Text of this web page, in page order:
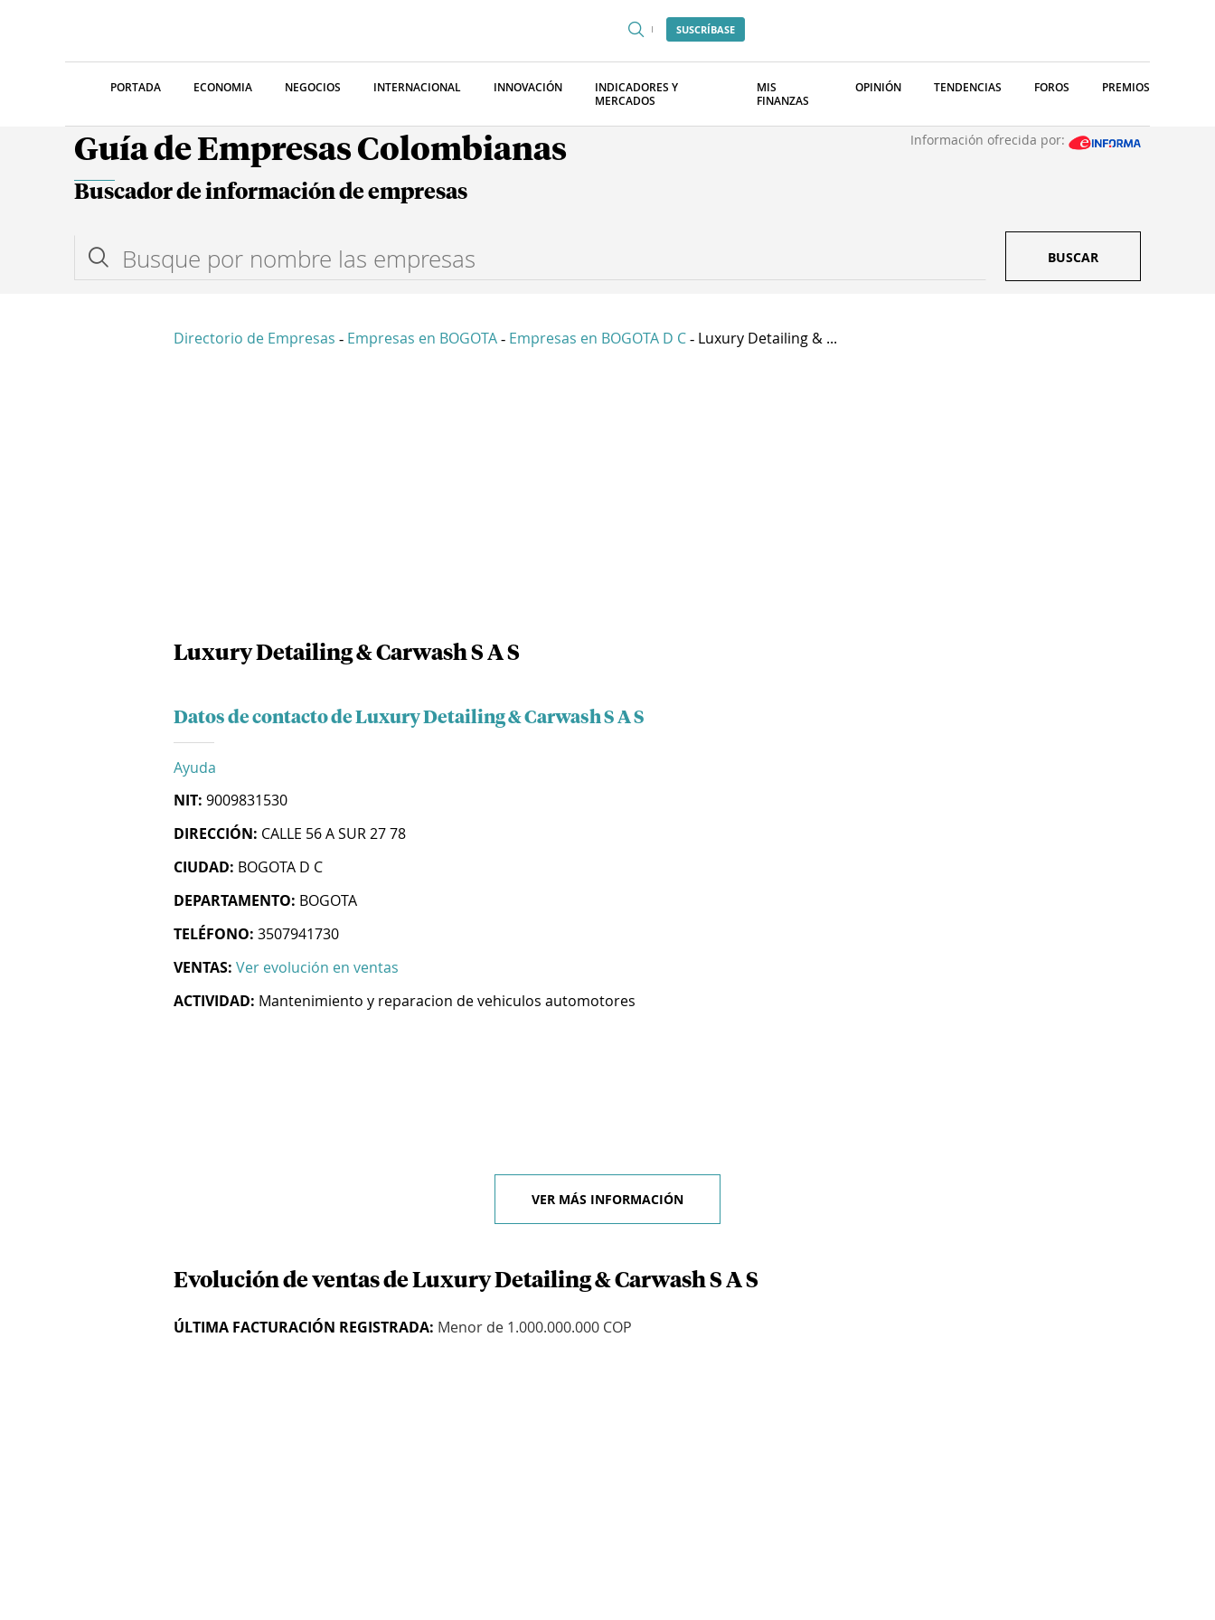
SUSCRÍBASE
PORTADA ECONOMIA NEGOCIOS INTERNACIONAL INNOVACIÓN
INDICADORES Y
MERCADOS
MIS
FINANZAS
OPINIÓN TENDENCIAS FOROS PREMIOS
Guía de Empresas Colombianas Información ofrecida por:
Buscador de información de empresas
BUSCAR
Directorio de Empresas - Empresas en BOGOTA - Empresas en BOGOTA D C - Luxury Detailing & ...
Luxury Detailing & Carwash S A S
Datos de contacto de Luxury Detailing & Carwash S A S
Ayuda
NIT: 9009831530
DIRECCIÓN: CALLE 56 A SUR 27 78
CIUDAD: BOGOTA D C
DEPARTAMENTO: BOGOTA
TELÉFONO: 3507941730
VENTAS: Ver evolución en ventas
ACTIVIDAD: Mantenimiento y reparacion de vehiculos automotores
VER MÁS INFORMACIÓN
Evolución de ventas de Luxury Detailing & Carwash S A S
ÚLTIMA FACTURACIÓN REGISTRADA: Menor de 1.000.000.000 COP